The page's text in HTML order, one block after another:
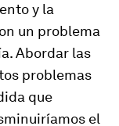
y la
un problema
Abordar las
problemas
que
el